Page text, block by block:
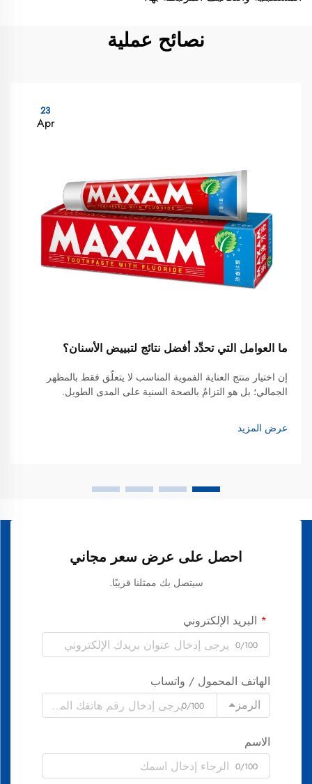
نصائح عملية
23
Apr
ما العوامل التي تحدِّد أفضل نتائج لتبييض الأسنان؟
إن اختيار منتج العناية الفموية المناسب لا يتعلَّق فقط بالمظهر
الجمالي؛ بل هو التزامٌ بالصحة السنية على المدى الطويل.
معجون أسنان لتبييض الأسنان الذي يوازن بين الفعالية القوية...
عرض المزيد
احصل على عرض سعر مجاني
سيتصل بك ممثلنا قريبًا.
البريد الإلكتروني
0/100
الهاتف المحمول / واتساب
الرمز
0/100
الاسم
0/100